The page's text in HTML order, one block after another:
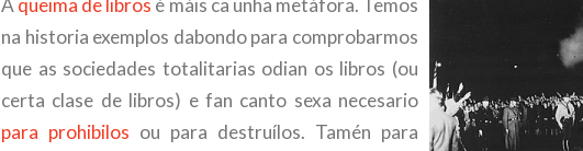
Aqueima de libros é máis ca unha metáfora. Temos
na historia exemplos dabondo para comprobarmos
que as sociedades totalitarias odian os libros (ou
certa clase de libros) e fan canto sexa necesario
para prohibilos ou para destruílos. Tamén para